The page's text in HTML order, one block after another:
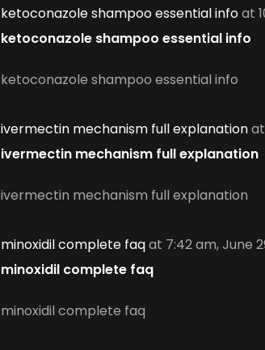
ketoconazole shampoo essential infoat
ketoconazole shampoo essential info
ketoconazole shampoo essential info
ivermectin mechanism full explanation
ivermectin mechanism full explanation
ivermectin mechanism full explanation
minoxidil complete faqat 7:42 am, June
minoxidil complete faq
minoxidil complete faq